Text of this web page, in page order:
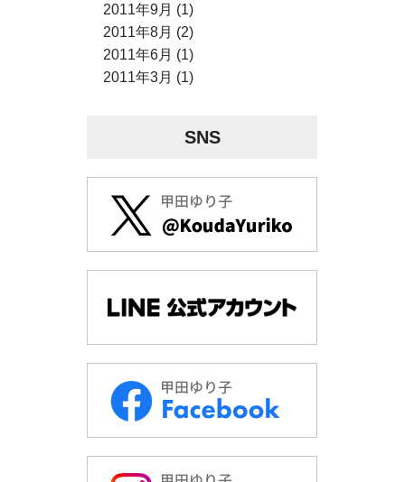
2011年9月 (1)
2011年8月 (2)
2011年6月 (1)
2011年3月 (1)
SNS